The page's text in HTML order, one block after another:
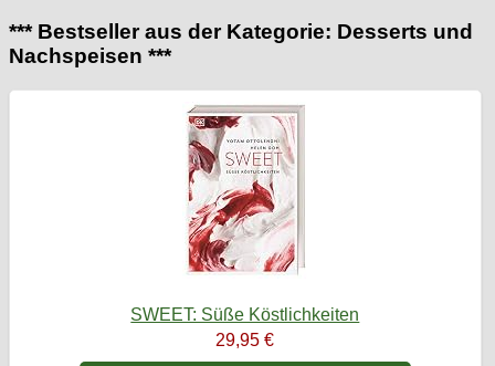
*** Bestseller aus der Kategorie: Desserts und
Nachspeisen ***
SWEET: Süße Köstlichkeiten
29,95 €